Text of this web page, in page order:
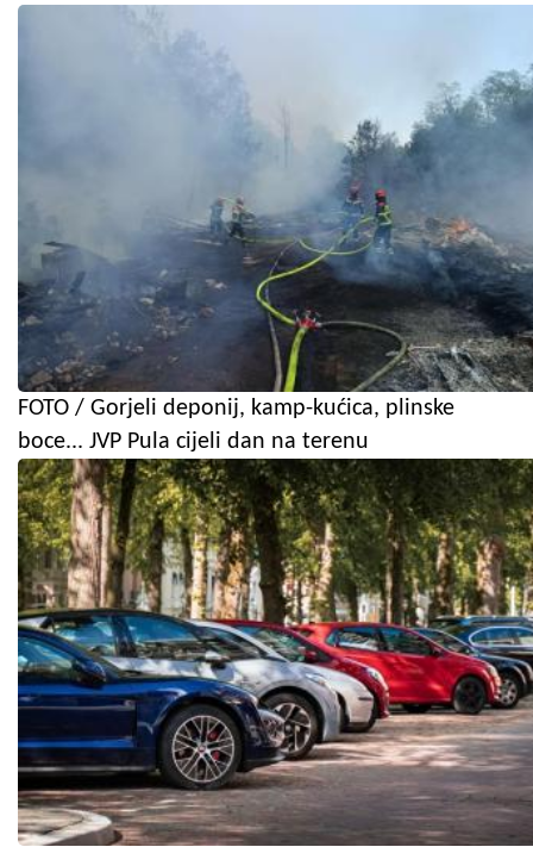
FOTO / Gorjeli deponij, kamp-kućica, plinske
boce... JVP Pula cijeli dan na terenu